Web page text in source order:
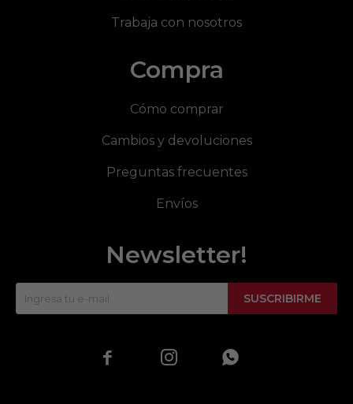
Trabaja con nosotros
Compra
Cómo comprar
Cambios y devoluciones
Preguntas frecuentes
Envíos
Newsletter!
SUSCRIBIRME
  